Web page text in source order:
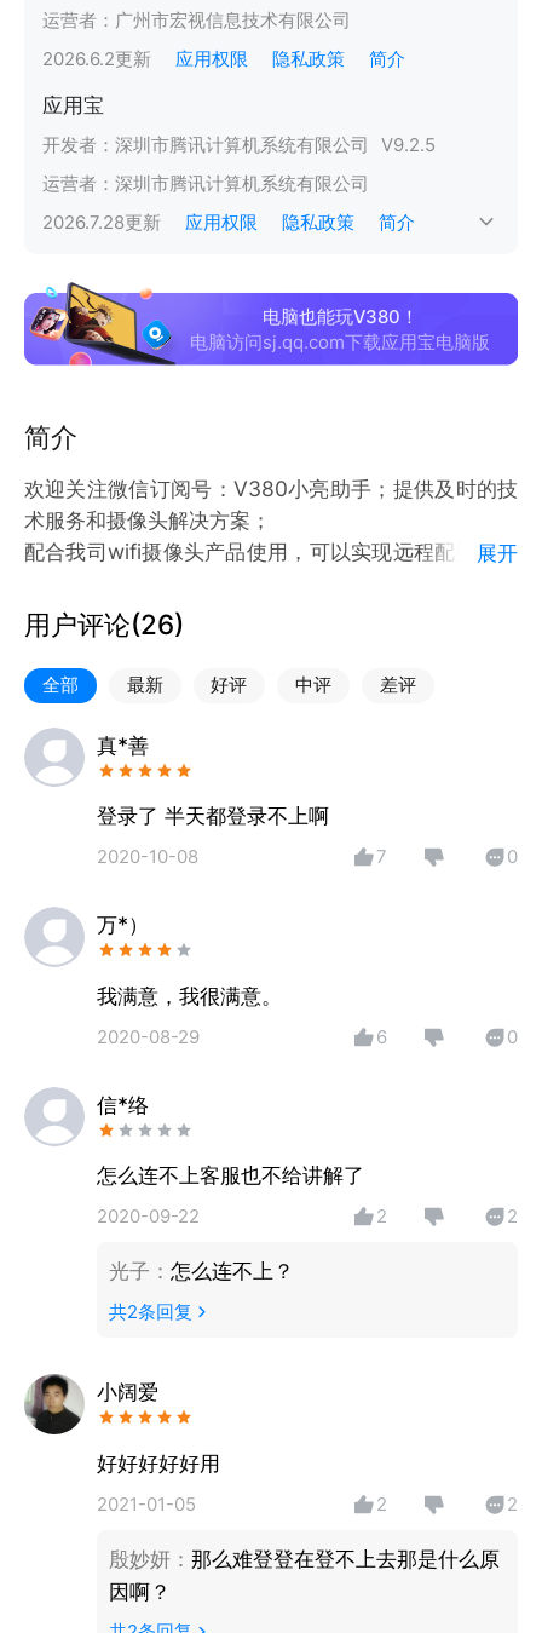
运营者： 广州市宏视信息技术有限公司
2026.6.2更新 应用权限 隐私政策 简介
应用宝
开发者： 深圳市腾讯计算机系统有限公司 V9.2.5
运营者： 深圳市腾讯计算机系统有限公司
2026.7.28更新 应用权限 隐私政策 简介
电脑也能玩V380！
电脑访问sj.qq.com下载应用宝电脑版
简介
欢迎关注微信订阅号：V380小亮助手；提供及时的技
术服务和摄像头解决方案；
配合我司wifi摄像头产品使用，可以实现远程配置摄像
V380是一款新一代智能家居云摄像机的免费应用程
序，可轻松实现远程视频监控和管理。
1、通过本软件可以随时随地查看流程的实时视频。
2、支持远程云台控制，通过触摸屏幕操作进行摄像机
方向转动。
3、支持网络现场音频监听。
4、支持网络远程录像回放和图像抓拍。
展开
用户评论(26)
全部 最新 好评 中评 差评
真*善
登录了 半天都登录不上啊
2020-10-08 7 0
万*）
我满意，我很满意。
2020-08-29 6 0
信*络
怎么连不上客服也不给讲解了
2020-09-22 2 2
光子 ： 怎么连不上？
共2条回复
小阔爱
好好好好好用
2021-01-05 2 2
殷妙妍： 那么难登登在登不上去那是什么原
因啊？